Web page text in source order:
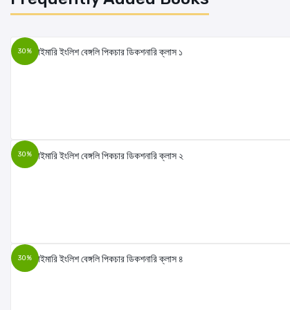
Your review
30%
30%
30%